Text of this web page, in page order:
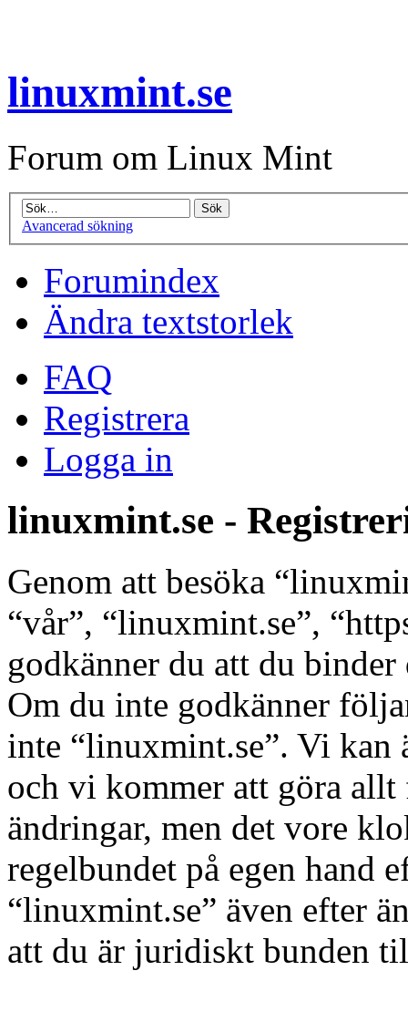
linuxmint.se
Forum om Linux Mint
Avancerad sökning
Forumindex
Ändra textstorlek
FAQ
Registrera
Logga in
linuxmint.se -
Genom att besöka
“vår”, “linuxmint.se”,
godkänner du att du
Om du inte godkänner
inte “linuxmint.se”. Vi kan
och vi kommer att göra
ändringar, men det vore
regelbundet på egen hand
“linuxmint.se” även efter
att du är juridiskt bunden